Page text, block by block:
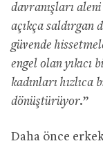
davranışları
açıkça saldırgan
güvende
engel olan
kadınları hızlıca
dönüştürüyor.”
Daha önce